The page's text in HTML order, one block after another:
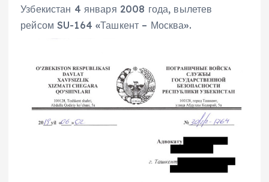
Узбекистан 4 января 2008 года, вылетев
рейсом SU-164 «Ташкент – Москва».